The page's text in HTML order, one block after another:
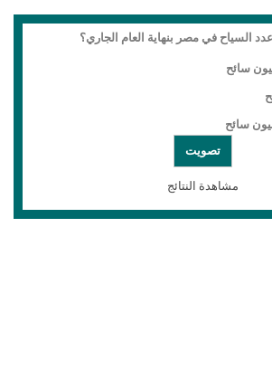
السياح في مصر بنهاية العام الجاري؟
مشاهدة النتائج